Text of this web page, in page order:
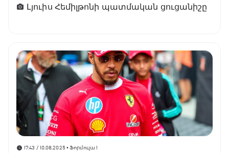
Լյուիս Հեմիլթոնի պատմական ցուցանիշը
17:43 / 10.08.2025• Ֆորմուլա 1